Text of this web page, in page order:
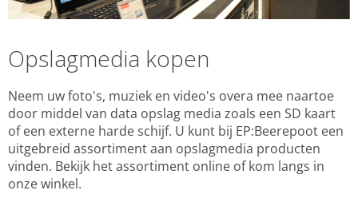
Opslagmedia kopen
Neem uw foto's, muziek en video's overa mee naartoe
door middel van data opslag media zoals een SD kaart
of een externe harde schijf. U kunt bij EP:Beerepoot een
uitgebreid assortiment aan opslagmedia producten
vinden. Bekijk het assortiment online of kom langs in
onze winkel.